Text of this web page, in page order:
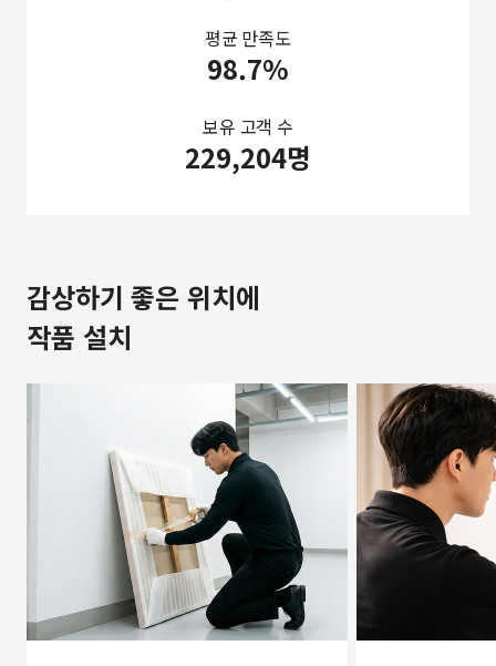
평균 만족도
98.7%
보유 고객 수
229,204명
감상하기 좋은 위치에
작품 설치